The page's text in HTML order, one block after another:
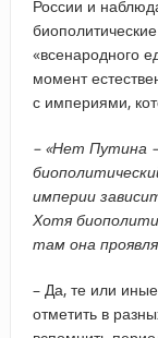
России и
«всенародного
момент
с империями,
– «Нет Путина
империи
Хотя
там она
– Да, те или
отметить в